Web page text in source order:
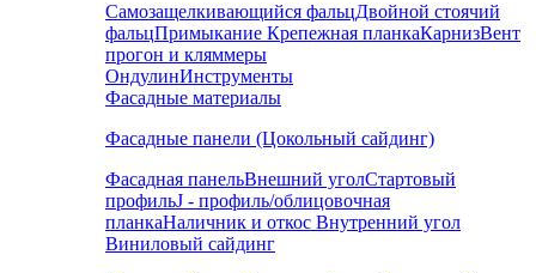
Самозащелкивающийся фальцДвойной стоячий
фальцПримыкание Крепежная планкаКарнизВент
прогон и кляммеры
ОндулинИнструменты
Фасадные материалы
Фасадные панели (Цокольный сайдинг)
Фасадная панельВнешний уголСтартовый
профильJ - профиль/облицовочная
планкаНаличник и откос Внутренний угол
Виниловый сайдинг